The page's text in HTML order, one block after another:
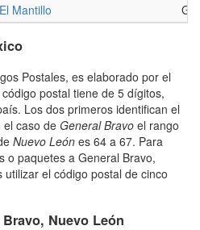
Mantillo
Postales, es elaborado por el
postal tiene de 5 dígitos,
Los dos primeros identifican el
el caso de General Bravo el rango
Nuevo León es 64 a 67. Para
o paquetes a General Bravo,
el código postal de cinco
Nuevo León